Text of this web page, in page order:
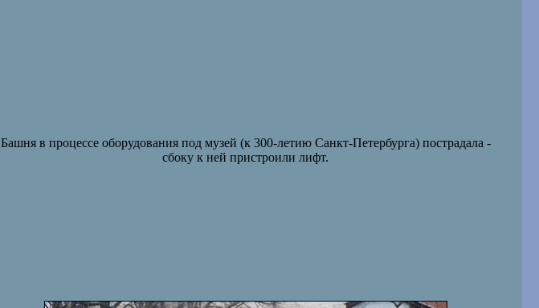
Башня в процессе оборудования под музей (к 300-летию Санкт-Петербурга) пострадала -
сбоку к ней пристроили лифт.